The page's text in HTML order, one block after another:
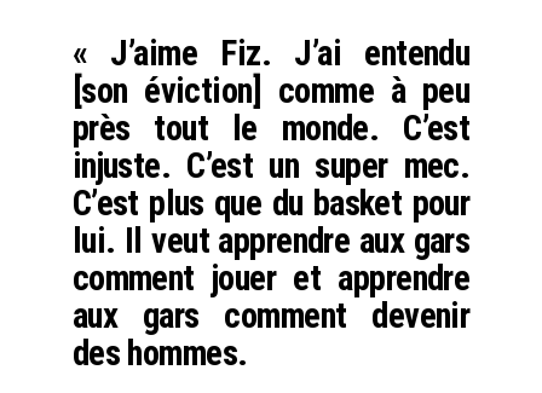
« J’aime Fiz. J’ai entendu
[son éviction] comme à peu
près tout le monde. C’est
injuste. C’est un super mec.
C’est plus que du basket pour
lui. Il veut apprendre aux gars
comment jouer et apprendre
aux gars comment devenir
des hommes.